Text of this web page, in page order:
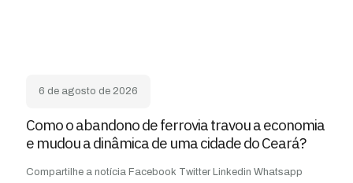
6 de agosto de 2026
Como o abandono de ferrovia travou a economia
e mudou a dinâmica de uma cidade do Ceará?
Compartilhe a notícia Facebook Twitter Linkedin Whatsapp